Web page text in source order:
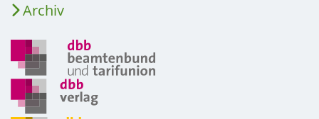
Archiv